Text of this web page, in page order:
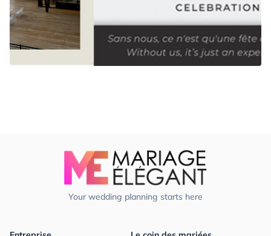
Your wedding planning starts here